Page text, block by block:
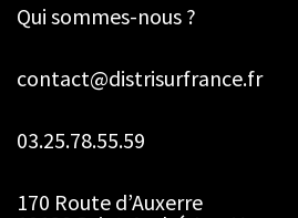
Qui sommes-nous ?
contact@distrisurfrance.fr
03.25.78.55.59
170 Route d’Auxerre